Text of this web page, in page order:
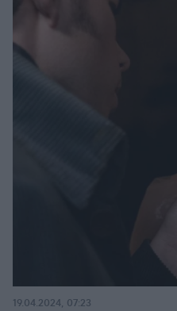
19.04.2024, 07:23